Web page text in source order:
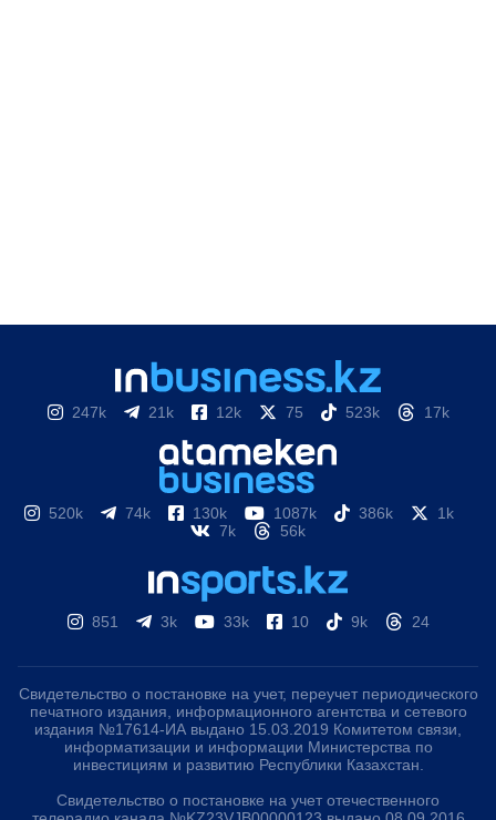
247k 21k 12k 75 523k 17k
520k 74k 130k 1087k 386k
1k
7k
56k
851 3k 33k 10 9k 24
Свидетельство о постановке на учет, переучет периодического
печатного издания, информационного агентства и сетевого
издания №17614-ИА выдано 15.03.2019 Комитетом связи,
информатизации и информации Министерства по
инвестициям и развитию Республики Казахстан.
Свидетельство о постановке на учет отечественного